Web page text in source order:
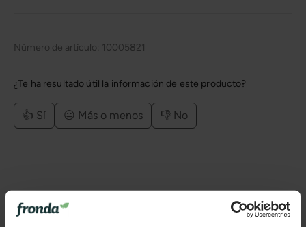
Número de artículo: 10005821
¿Te ha resultado útil la información de este producto?
👍 Sí 😐 Más o menos 👎 No